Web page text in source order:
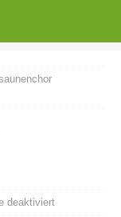
deaktiviert